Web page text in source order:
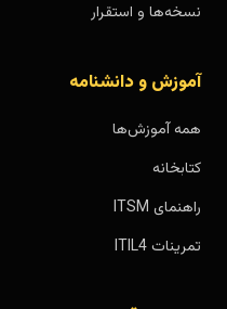
نسخه‌ها و استقرار
آموزش و دانشنامه
همه آموزش‌ها
کتابخانه
راهنمای ITSM
تمرینات ITIL4